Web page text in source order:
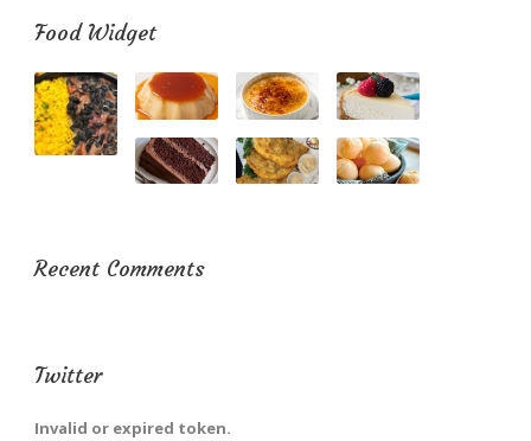
Food Widget
Recent Comments
Twitter
Invalid or expired token.